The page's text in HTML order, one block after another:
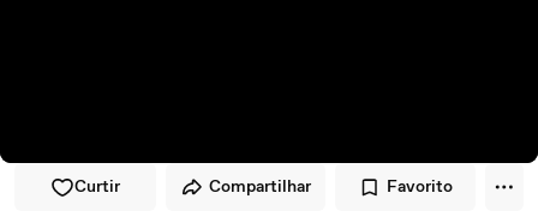
Curtir Compartilhar Favorito